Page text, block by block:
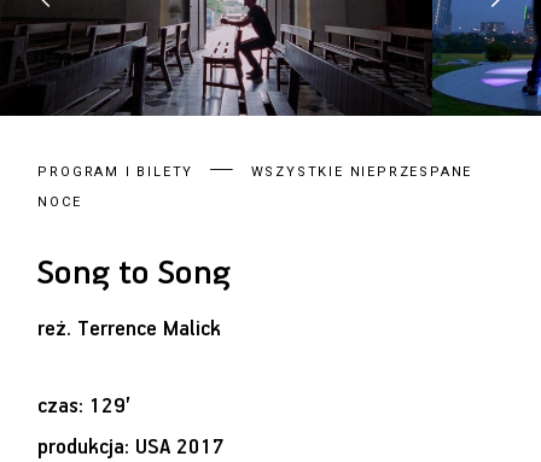
PROGRAM I BILETY
WSZYSTKIE NIEPRZESPANE
NOCE
Song to Song
reż. Terrence Malick
czas: 129’
produkcja: USA 2017